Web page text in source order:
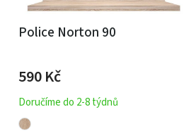
Police Norton 90
590Kč
Doručíme do 2-8 týdnů